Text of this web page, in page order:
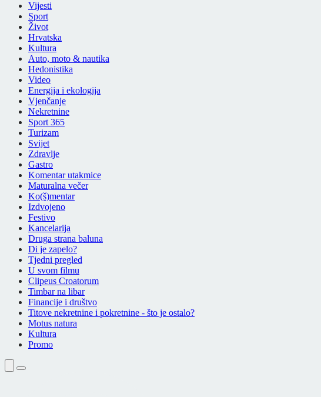
Vijesti
Sport
Život
Hrvatska
Kultura
Auto, moto & nautika
Hedonistika
Video
Energija i ekologija
Vjenčanje
Nekretnine
Sport 365
Turizam
Svijet
Zdravlje
Gastro
Komentar utakmice
Maturalna večer
Ko(š)mentar
Izdvojeno
Festivo
Kancelarija
Druga strana baluna
Di je zapelo?
Tjedni pregled
U svom filmu
Clipeus Croatorum
Timbar na libar
Financije i društvo
Titove nekretnine i pokretnine - što je ostalo?
Motus natura
Kultura
Promo